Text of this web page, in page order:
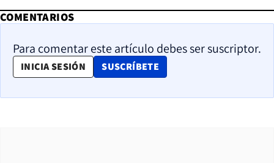
COMENTARIOS
Para comentar este artículo debes ser suscriptor.
INICIA SESIÓN SUSCRÍBETE
OPENS IN NEW WINDOW